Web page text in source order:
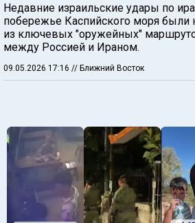
Недавние израильские удары по
побережье Каспийского моря были
из ключевых "оружейных"
между Россией и Ираном.
09.05.2026 17:16 // Ближний Восток